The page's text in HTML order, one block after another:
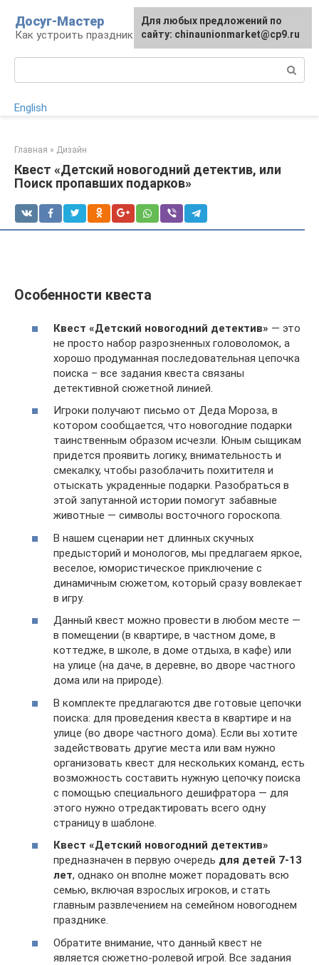
контенту
Досуг-Мастер
Как устроить праздник
English
Главная » Дизайн
Квест «Детский новогодний детектив, или
Поиск пропавших подарков»
Особенности квеста
Квест «Детский новогодний детектив» — это
не просто набор разрозненных головоломок, а
хорошо продуманная последовательная цепочка
поиска – все задания квеста связаны
детективной сюжетной линией.
Игроки получают письмо от Деда Мороза, в
котором сообщается, что новогодние подарки
таинственным образом исчезли. Юным сыщикам
придется проявить логику, внимательность и
смекалку, чтобы разоблачить похитителя и
отыскать украденные подарки. Разобраться в
этой запутанной истории помогут забавные
животные — символы восточного гороскопа.
В нашем сценарии нет длинных скучных
предысторий и монологов, мы предлагаем яркое,
веселое, юмористическое приключение с
динамичным сюжетом, который сразу вовлекает
в игру.
Данный квест можно провести в любом месте —
в помещении (в квартире, в частном доме, в
коттедже, в школе, в доме отдыха, в кафе) или
на улице (на даче, в деревне, во дворе частного
дома или на природе).
В комплекте предлагаются две готовые цепочки
поиска: для проведения квеста в квартире и на
улице (во дворе частного дома). Если вы хотите
задействовать другие места или вам нужно
организовать квест для нескольких команд, есть
возможность составить нужную цепочку поиска
с помощью специального дешифратора — для
этого нужно отредактировать всего одну
страницу в шаблоне.
Квест «Детский новогодний детектив»
предназначен в первую очередь для детей 7-13
лет, однако он вполне может порадовать всю
семью, включая взрослых игроков, и стать
главным развлечением на семейном новогоднем
празднике.
Обратите внимание, что данный квест не
является сюжетно-ролевой игрой. Все задания
Для любых предложений по
сайту: chinaunionmarket@cp9.ru
Для любых предложений по
сайту: chinaunionmarket@cp9.ru